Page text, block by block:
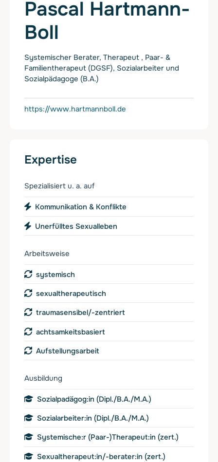
Pascal Hartmann-
Boll
Systemischer Berater, Therapeut , Paar- &
Familientherapeut (DGSF), Sozialarbeiter und
Sozialpädagoge (B.A.)
https://www.hartmannboll.de
Expertise
Spezialisiert u. a. auf
Kommunikation & Konflikte
Unerfülltes Sexualleben
Arbeitsweise
systemisch
sexualtherapeutisch
traumasensibel/-zentriert
achtsamkeitsbasiert
Aufstellungsarbeit
Ausbildung
Sozialpadägog:in (Dipl./B.A./M.A.)
Sozialarbeiter:in (Dipl./B.A./M.A.)
Systemische:r (Paar-)Therapeut:in (zert.)
Sexualtherapeut:in/-berater:in (zert.)